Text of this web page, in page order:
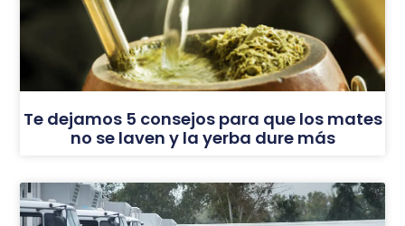
Te dejamos 5 consejos para que los mates
no se laven y la yerba dure más